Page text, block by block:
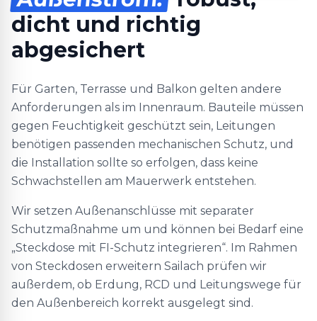
dicht und richtig
abgesichert
Für Garten, Terrasse und Balkon gelten andere
Anforderungen als im Innenraum. Bauteile müssen
gegen Feuchtigkeit geschützt sein, Leitungen
benötigen passenden mechanischen Schutz, und
die Installation sollte so erfolgen, dass keine
Schwachstellen am Mauerwerk entstehen.
Wir setzen Außenanschlüsse mit separater
Schutzmaßnahme um und können bei Bedarf eine
„Steckdose mit FI-Schutz integrieren“. Im Rahmen
von Steckdosen erweitern Sailach prüfen wir
außerdem, ob Erdung, RCD und Leitungswege für
den Außenbereich korrekt ausgelegt sind.